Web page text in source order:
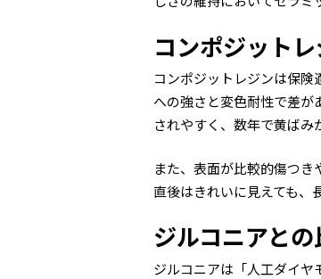
コンポジット
コンポジットレジンは保
への強さと変色耐性で差
されやすく、数年で黄ばみ
また、表面が比較的傷つ
直後はきれいに見えても、
ジルコニアと
ジルコニアは「人工ダイ